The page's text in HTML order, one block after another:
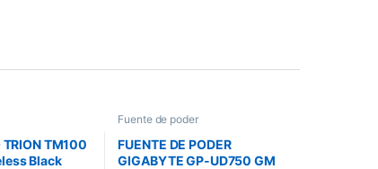
TRION TM100
Black
Fuente de poder
FUENTE DE PODER
GIGABYTE GP-UD750 GM